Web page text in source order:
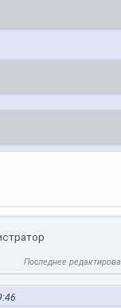
Последнее